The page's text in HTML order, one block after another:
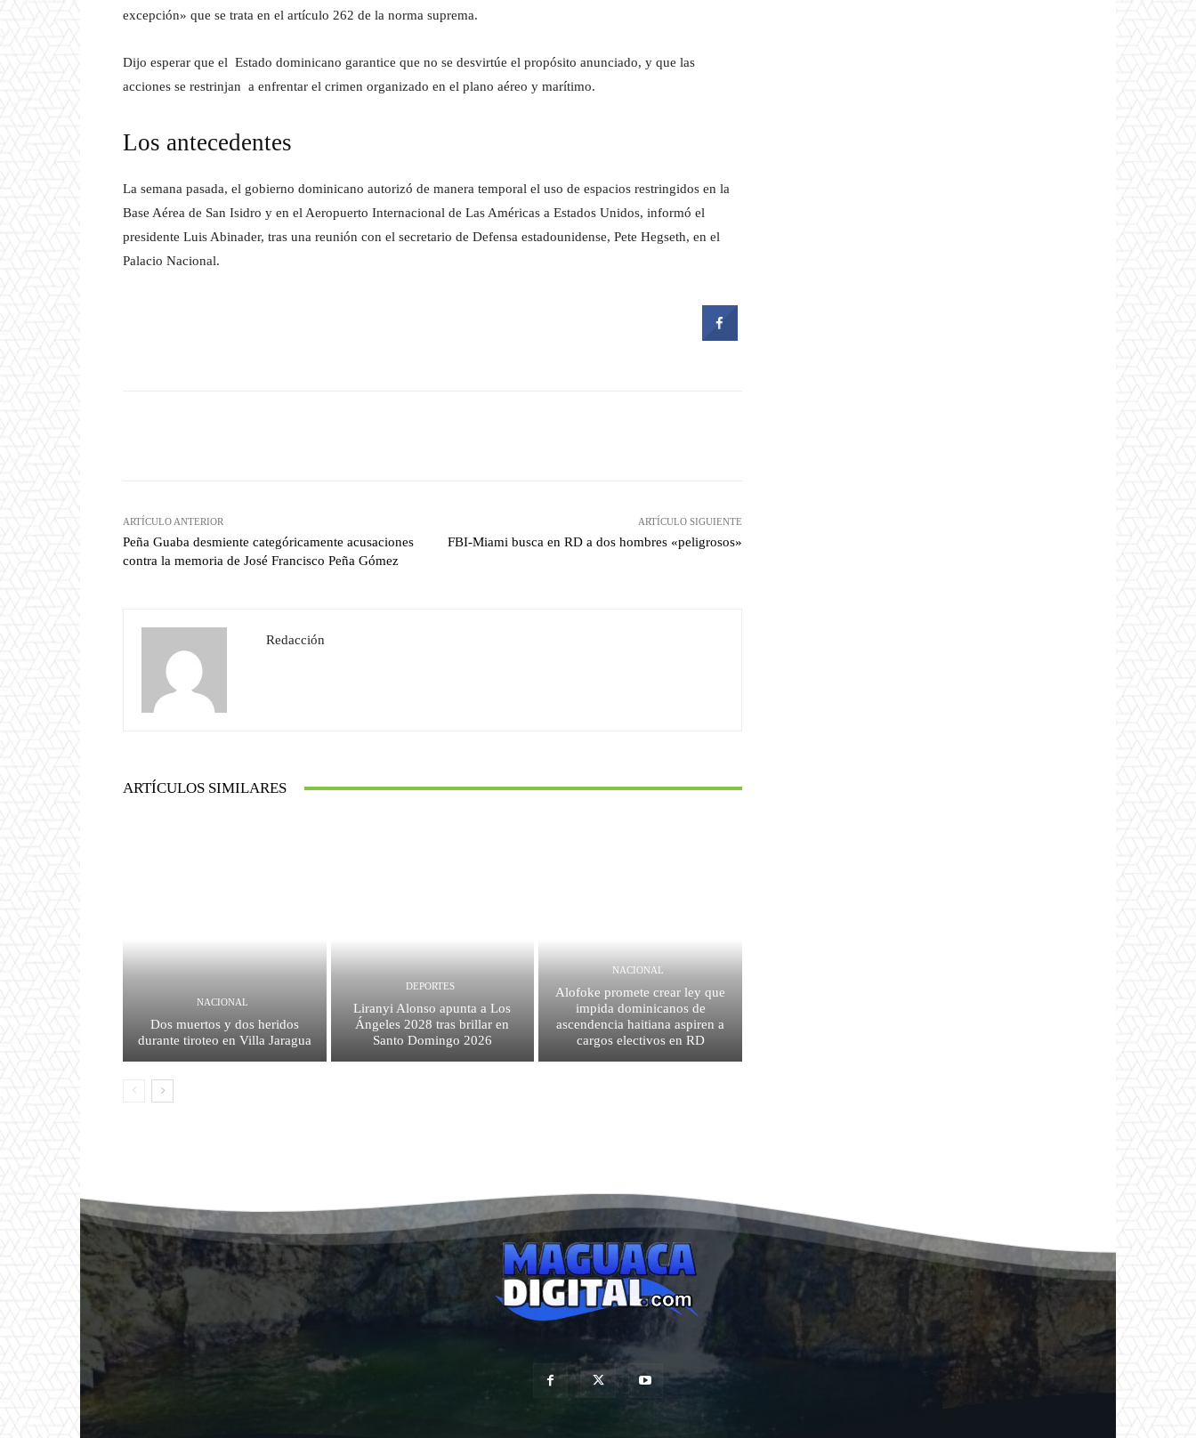
excepción» que se trata en el artículo 262 de la norma suprema.
Dijo esperar que el Estado dominicano garantice que no se desvirtúe el propósito anunciado, y que las
acciones se restrinjan a enfrentar el crimen organizado en el plano aéreo y marítimo.
Los antecedentes
La semana pasada, el gobierno dominicano autorizó de manera temporal el uso de espacios restringidos en la
Base Aérea de San Isidro y en el Aeropuerto Internacional de Las Américas a Estados Unidos, informó el
presidente Luis Abinader, tras una reunión con el secretario de Defensa estadounidense, Pete Hegseth, en el
Palacio Nacional.
ARTÍCULO ANTERIOR
Peña Guaba desmiente categóricamente acusaciones
contra la memoria de José Francisco Peña Gómez
ARTÍCULO SIGUIENTE
FBI-Miami busca en RD a dos hombres «peligrosos»
Redacción
ARTÍCULOS SIMILARES
NACIONAL
Dos muertos y dos heridos
durante tiroteo en Villa Jaragua
DEPORTES
Liranyi Alonso apunta a Los
Ángeles 2028 tras brillar en
Santo Domingo 2026
NACIONAL
Alofoke promete crear ley que
impida dominicanos de
ascendencia haitiana aspiren a
cargos electivos en RD